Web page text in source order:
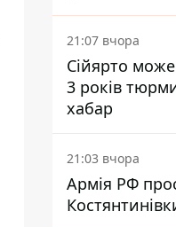
21:07 вчора
Сійярто
3 років
хабар
21:03 вчора
Армія РФ